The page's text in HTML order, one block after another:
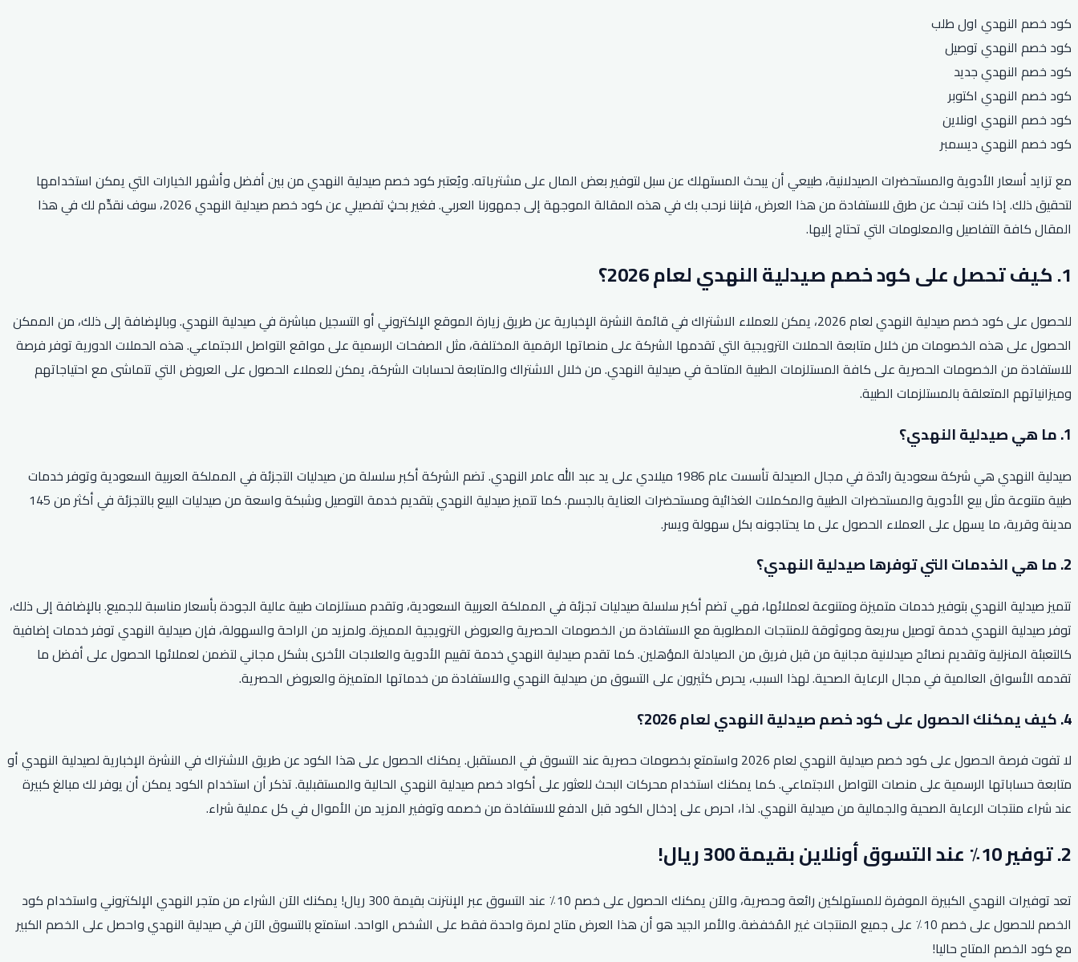
كود خصم النهدي اول طلب
كود خصم النهدي توصيل
كود خصم النهدي جديد
كود خصم النهدي اكتوبر
كود خصم النهدي اونلاين
كود خصم النهدي ديسمبر
مع تزايد أسعار الأدوية والمستحضرات الصيدلانية، طبيعي أن يبحث المستهلك عن سبل لتوفير بعض المال على مشترياته. ويُعتبر كود خصم صيدلية النهدي من بين أفضل وأشهر الخيارات التي يمكن استخدامها
لتحقيق ذلك. إذا كنت تبحث عن طرق للاستفادة من هذا العرض، فإننا نرحب بك في هذه المقالة الموجهة إلى جمهورنا العربي. فغير بحثٍ تفصيلي عن كود خصم صيدلية النهدي 2026، سوف نقدِّم لك في هذا
المقال كافة التفاصيل والمعلومات التي تحتاج إليها.
1. كيف تحصل على كود خصم صيدلية النهدي لعام 2026؟
للحصول على كود خصم صيدلية النهدي لعام 2026، يمكن للعملاء الاشتراك في قائمة النشرة الإخبارية عن طريق زيارة الموقع الإلكتروني أو التسجيل مباشرة في صيدلية النهدي. وبالإضافة إلى ذلك، من الممكن
الحصول على هذه الخصومات من خلال متابعة الحملات الترويجية التي تقدمها الشركة على منصاتها الرقمية المختلفة، مثل الصفحات الرسمية على مواقع التواصل الاجتماعي. هذه الحملات الدورية توفر فرصة
للاستفادة من الخصومات الحصرية على كافة المستلزمات الطبية المتاحة في صيدلية النهدي. من خلال الاشتراك والمتابعة لحسابات الشركة، يمكن للعملاء الحصول على العروض التي تتماشى مع احتياجاتهم
وميزانياتهم المتعلقة بالمستلزمات الطبية.
1. ما هي صيدلية النهدي؟
صيدلية النهدي هي شركة سعودية رائدة في مجال الصيدلة تأسست عام 1986 ميلادي على يد عبد الله عامر النهدي. تضم الشركة أكبر سلسلة من صيدليات التجزئة في المملكة العربية السعودية وتوفر خدمات
طبية متنوعة مثل بيع الأدوية والمستحضرات الطبية والمكملات الغذائية ومستحضرات العناية بالجسم. كما تتميز صيدلية النهدي بتقديم خدمة التوصيل وشبكة واسعة من صيدليات البيع بالتجزئة في أكثر من 145
مدينة وقرية، ما يسهل على العملاء الحصول على ما يحتاجونه بكل سهولة ويسر.
2. ما هي الخدمات التي توفرها صيدلية النهدي؟
تتميز صيدلية النهدي بتوفير خدمات متميزة ومتنوعة لعملائها، فهي تضم أكبر سلسلة صيدليات تجزئة في المملكة العربية السعودية، وتقدم مستلزمات طبية عالية الجودة بأسعار مناسبة للجميع. بالإضافة إلى ذلك،
توفر صيدلية النهدي خدمة توصيل سريعة وموثوقة للمنتجات المطلوبة مع الاستفادة من الخصومات الحصرية والعروض الترويجية المميزة. ولمزيد من الراحة والسهولة، فإن صيدلية النهدي توفر خدمات إضافية
كالتعبئة المنزلية وتقديم نصائح صيدلانية مجانية من قبل فريق من الصيادلة المؤهلين. كما تقدم صيدلية النهدي خدمة تقييم الأدوية والعلاجات الأخرى بشكل مجاني لتضمن لعملائها الحصول على أفضل ما
تقدمه الأسواق العالمية في مجال الرعاية الصحية. لهذا السبب، يحرص كثيرون على التسوق من صيدلية النهدي والاستفادة من خدماتها المتميزة والعروض الحصرية.
4. كيف يمكنك الحصول على كود خصم صيدلية النهدي لعام 2026؟
لا تفوت فرصة الحصول على كود خصم صيدلية النهدي لعام 2026 واستمتع بخصومات حصرية عند التسوق في المستقبل. يمكنك الحصول على هذا الكود عن طريق الاشتراك في النشرة الإخبارية لصيدلية النهدي أو
متابعة حساباتها الرسمية على منصات التواصل الاجتماعي. كما يمكنك استخدام محركات البحث للعثور على أكواد خصم صيدلية النهدي الحالية والمستقبلية. تذكر أن استخدام الكود يمكن أن يوفر لك مبالغ كبيرة
عند شراء منتجات الرعاية الصحية والجمالية من صيدلية النهدي. لذا، احرص على إدخال الكود قبل الدفع للاستفادة من خصمه وتوفير المزيد من الأموال في كل عملية شراء.
2. توفير 10٪ عند التسوق أونلاين بقيمة 300 ريال!
تعد توفيرات النهدي الكبيرة الموفرة للمستهلكين رائعة وحصرية، والآن يمكنك الحصول على خصم 10٪ عند التسوق عبر الإنترنت بقيمة 300 ريال! يمكنك الآن الشراء من متجر النهدي الإلكتروني واستخدام كود
الخصم للحصول على خصم 10٪ على جميع المنتجات غير المُخفضة. والأمر الجيد هو أن هذا العرض متاح لمرة واحدة فقط على الشخص الواحد. استمتع بالتسوق الآن في صيدلية النهدي واحصل على الخصم الكبير
مع كود الخصم المتاح حاليا!